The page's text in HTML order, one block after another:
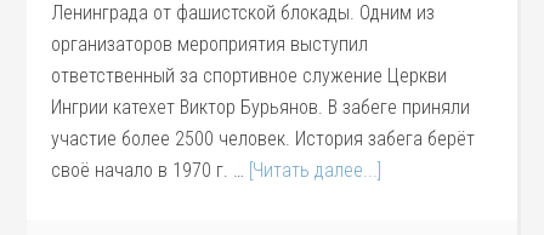
Ленинграда от фашистской блокады. Одним из
организаторов мероприятия выступил
ответственный за спортивное служение Церкви
Ингрии катехет Виктор Бурьянов. В забеге приняли
участие более 2500 человек. История забега берёт
своё начало в 1970 г. … [Читать далее...]